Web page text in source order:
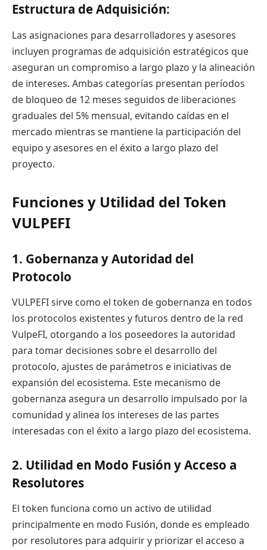
Estructura de Adquisición:
Las asignaciones para desarrolladores y asesores
incluyen programas de adquisición estratégicos que
aseguran un compromiso a largo plazo y la alineación
de intereses. Ambas categorías presentan períodos
de bloqueo de 12 meses seguidos de liberaciones
graduales del 5% mensual, evitando caídas en el
mercado mientras se mantiene la participación del
equipo y asesores en el éxito a largo plazo del
proyecto.
Funciones y Utilidad del Token
VULPEFI
1. Gobernanza y Autoridad del
Protocolo
VULPEFI sirve como el token de gobernanza en todos
los protocolos existentes y futuros dentro de la red
VulpeFI, otorgando a los poseedores la autoridad
para tomar decisiones sobre el desarrollo del
protocolo, ajustes de parámetros e iniciativas de
expansión del ecosistema. Este mecanismo de
gobernanza asegura un desarrollo impulsado por la
comunidad y alinea los intereses de las partes
interesadas con el éxito a largo plazo del ecosistema.
2. Utilidad en Modo Fusión y Acceso a
Resolutores
El token funciona como un activo de utilidad
principalmente en modo Fusión, donde es empleado
por resolutores para adquirir y priorizar el acceso a